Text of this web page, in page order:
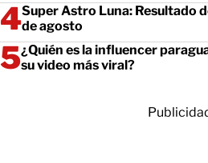
Super Astro Luna: Resultado
de agosto
¿Quién es la influencer
su video más viral?